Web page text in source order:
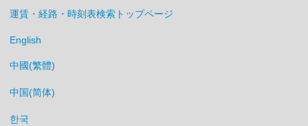
運賃・経路・時刻表検索トップページ
English
中國(繁體)
中国(简体)
한국